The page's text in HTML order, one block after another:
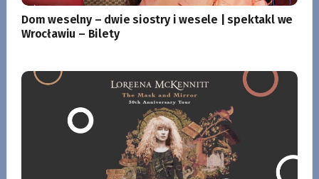
Dom weselny – dwie siostry i wesele | spektakl we
Wrocławiu – Bilety